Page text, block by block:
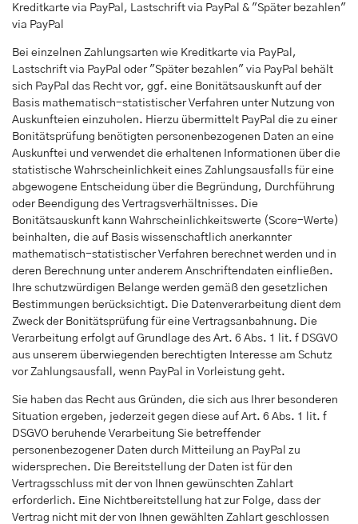
Kreditkarte via PayPal, Lastschrift via PayPal & "Später bezahlen"
via PayPal
Bei einzelnen Zahlungsarten wie Kreditkarte via PayPal,
Lastschrift via PayPal oder "Später bezahlen" via PayPal behält
sich PayPal das Recht vor, ggf. eine Bonitätsauskunft auf der
Basis mathematisch-statistischer Verfahren unter Nutzung von
Auskunfteien einzuholen. Hierzu übermittelt PayPal die zu einer
Bonitätsprüfung benötigten personenbezogenen Daten an eine
Auskunftei und verwendet die erhaltenen Informationen über die
statistische Wahrscheinlichkeit eines Zahlungsausfalls für eine
abgewogene Entscheidung über die Begründung, Durchführung
oder Beendigung des Vertragsverhältnisses. Die
Bonitätsauskunft kann Wahrscheinlichkeitswerte (Score-Werte)
beinhalten, die auf Basis wissenschaftlich anerkannter
mathematisch-statistischer Verfahren berechnet werden und in
deren Berechnung unter anderem Anschriftendaten einfließen.
Ihre schutzwürdigen Belange werden gemäß den gesetzlichen
Bestimmungen berücksichtigt. Die Datenverarbeitung dient dem
Zweck der Bonitätsprüfung für eine Vertragsanbahnung. Die
Verarbeitung erfolgt auf Grundlage des Art. 6 Abs. 1 lit. f DSGVO
aus unserem überwiegenden berechtigten Interesse am Schutz
vor Zahlungsausfall, wenn PayPal in Vorleistung geht.
Sie haben das Recht aus Gründen, die sich aus Ihrer besonderen
Situation ergeben, jederzeit gegen diese auf Art. 6 Abs. 1 lit. f
DSGVO beruhende Verarbeitung Sie betreffender
personenbezogener Daten durch Mitteilung an PayPal zu
widersprechen. Die Bereitstellung der Daten ist für den
Vertragsschluss mit der von Ihnen gewünschten Zahlart
erforderlich. Eine Nichtbereitstellung hat zur Folge, dass der
Vertrag nicht mit der von Ihnen gewählten Zahlart geschlossen